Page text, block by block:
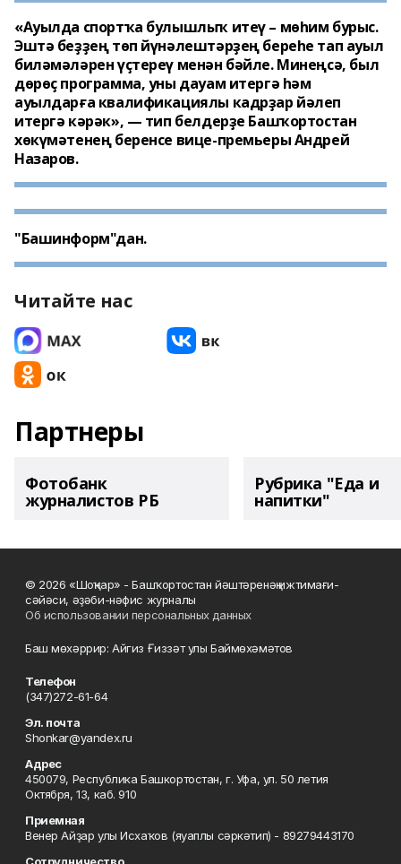
«Ауылда спортҡа булышлыҡ итеү – мөһим бурыс.
Эштә беҙҙең төп йүнәлештәрҙең береһе тап ауыл
биләмәләрен үҫтереү менән бәйле. Минеңсә, был
дөрөҫ программа, уны дауам итергә һәм
ауылдарға квалификациялы кадрҙар йәлеп
итергә кәрәк», — тип белдерҙе Башҡортостан
хөкүмәтенең беренсе вице-премьеры Андрей
Назаров.
"Башинформ"дан.
Читайте нас
Партнеры
Фотобанк
журналистов РБ
Рубрика "Еда и
напитки"
© 2026 «Шоңҡар» - Башҡортостан йәштәренәң ижтимағи-
сәйәси, әҙәби-нәфис журналы
Об использовании персональных данных
Баш мөхәррир: Айгиз Ғиззәт улы Баймөхәмәтов
Телефон
(347)272-61-64
Эл. почта
Shonkar@yandex.ru
Адрес
450079, Республика Башкортостан, г. Уфа, ул. 50 летия
Октября, 13, каб. 910
Приемная
Венер Айҙар улы Исхаҡов (яуаплы сәркәтип) - 89279443170